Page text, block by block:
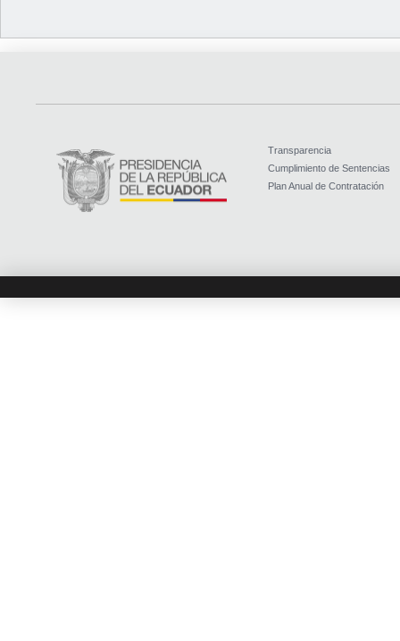
Transparencia
Cumplimiento de Sentencias
Plan Anual de Contratación